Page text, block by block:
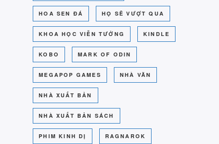
HOA SEN ĐÁ HỌ SẼ VƯỢT QUA
KHOA HỌC VIỄN TƯỞNG KINDLE
KOBO MARK OF ODIN
MEGAPOP GAMES NHÀ VĂN
NHÀ XUẤT BẢN
NHÀ XUẤT BẢN SÁCH
PHIM KINH DỊ RAGNAROK